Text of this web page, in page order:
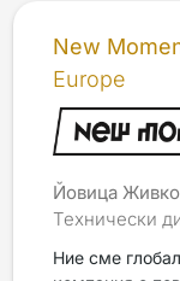
New
Europe
Йовица
Технически
Ние сме